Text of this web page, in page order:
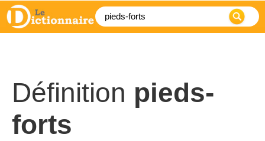
Définition pieds-
forts